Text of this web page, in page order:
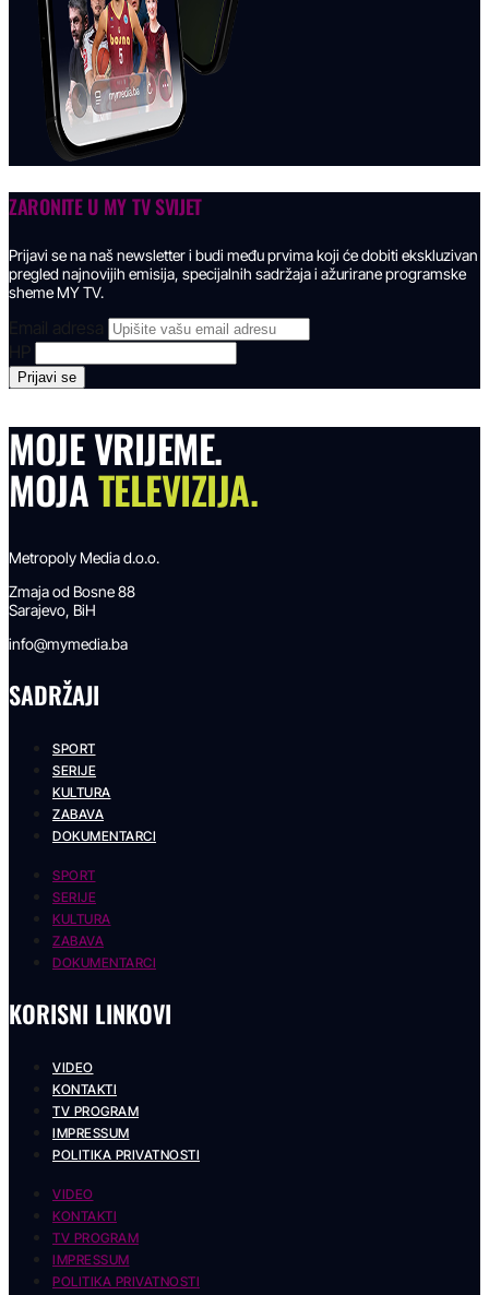
ZARONITE U MY TV SVIJET
Prijavi se na naš newsletter i budi među prvima koji će dobiti ekskluzivan
pregled najnovijih emisija, specijalnih sadržaja i ažurirane programske
sheme MY TV.
Email adresa
MOJE VRIJEME.
MOJATELEVIZIJA.
Metropoly Media d.o.o.
Zmaja od Bosne 88
Sarajevo, BiH
info@mymedia.ba
SADRŽAJI
SPORT
SERIJE
KULTURA
ZABAVA
DOKUMENTARCI
SPORT
SERIJE
KULTURA
ZABAVA
DOKUMENTARCI
KORISNI LINKOVI
VIDEO
KONTAKTI
TV PROGRAM
IMPRESSUM
POLITIKA PRIVATNOSTI
VIDEO
KONTAKTI
TV PROGRAM
IMPRESSUM
POLITIKA PRIVATNOSTI